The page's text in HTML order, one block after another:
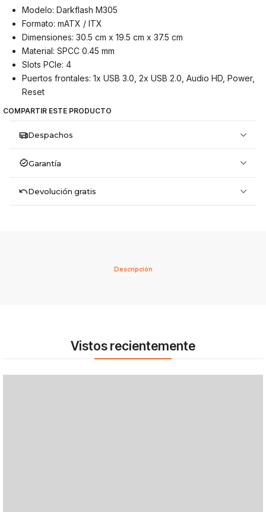
Modelo: Darkflash M305
Formato: mATX / ITX
Dimensiones: 30.5 cm x 19.5 cm x 37.5 cm
Material: SPCC 0.45 mm
Slots PCIe: 4
Puertos frontales: 1x USB 3.0, 2x USB 2.0, Audio HD, Power,
Reset
COMPARTIR ESTE PRODUCTO
Despachos
Garantía
Devolución gratis
Descripción
Vistos recientemente